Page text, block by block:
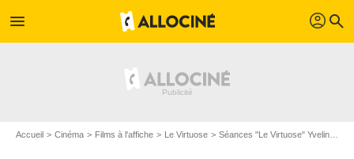
menu profil search
Accueil Cinéma Films à l'affiche Le Virtuose Séances "Le Virtuose" Yvelines